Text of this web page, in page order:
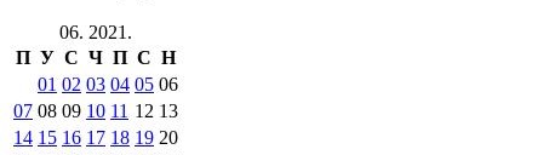
06. 2021.
П У С Ч П С Н
01 02 03 04 05 06
07 08 09 10 11 12 13
14 15 16 17 18 19 20